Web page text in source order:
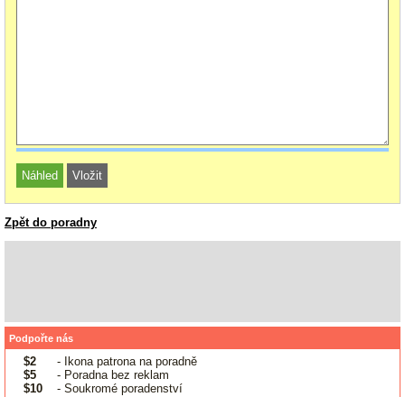
Zpět do poradny
Podpořte nás
$2
- Ikona patrona na poradně
$5
- Poradna bez reklam
$10
- Soukromé poradenství